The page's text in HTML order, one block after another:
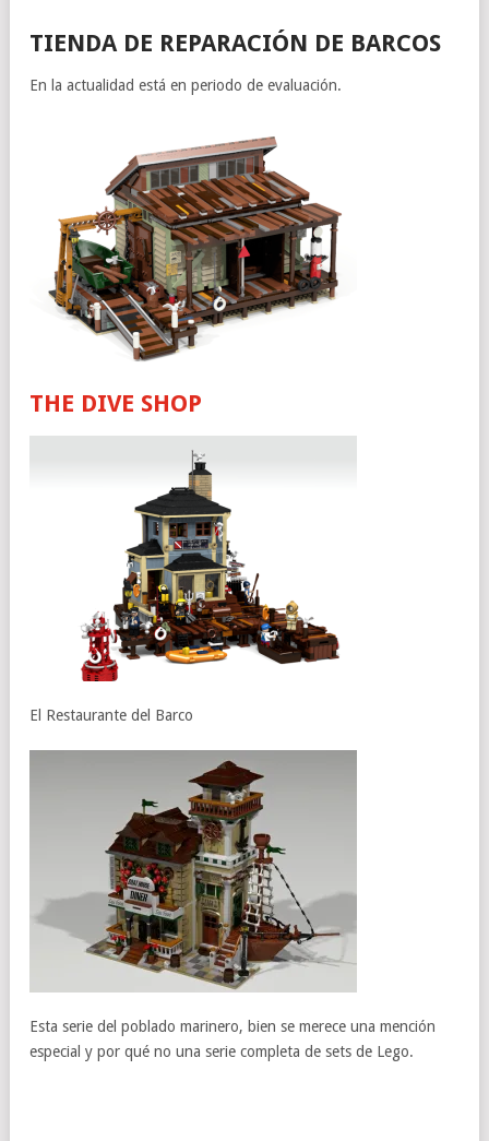
TIENDA DE REPARACIÓN DE BARCOS
En la actualidad está en periodo de evaluación.
THE DIVE SHOP
El Restaurante del Barco
Esta serie del poblado marinero, bien se merece una mención
especial y por qué no una serie completa de sets de Lego.